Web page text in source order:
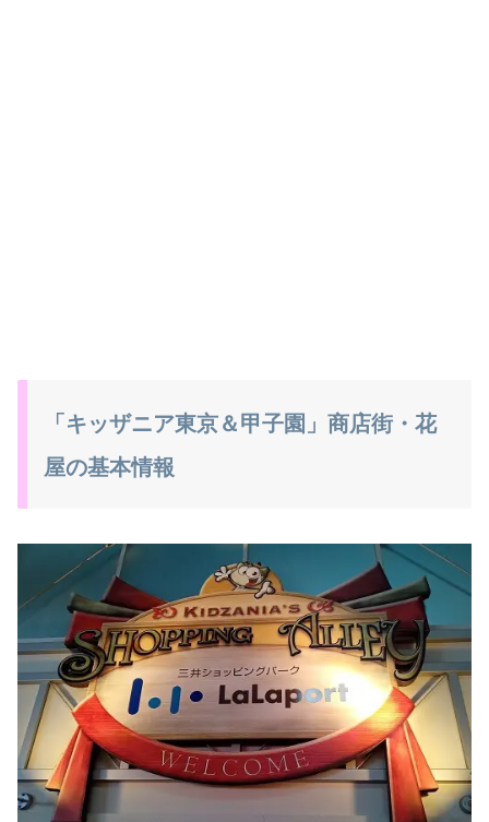
「キッザニア東京＆甲子園」商店街・花
屋の基本情報